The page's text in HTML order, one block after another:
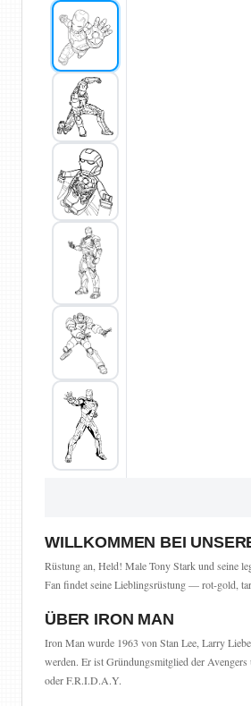
WILLKOMMEN BEI
Rüstung an, Held! Male Tony Stark und seine
Fan findet seine Lieblingsrüstung — rot-gold,
ÜBER IRON MAN
Iron Man wurde 1963 von Stan Lee, Larry
werden. Er ist Gründungsmitglied der
oder F.R.I.D.A.Y.